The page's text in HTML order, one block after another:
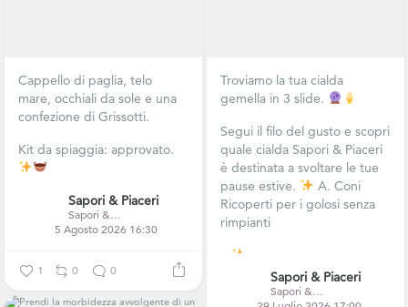
Cappello di paglia, telo
mare, occhiali da sole e una
confezione di Grissotti.
Kit da spiaggia: approvato.
Sapori & Piaceri
Sapori & Piaceri
5 Agosto 2026 16:30
1 0 0
Troviamo la tua cialda
gemella in 3 slide.
Segui il filo del gusto e scopri
quale cialda Sapori & Piaceri
è destinata a svoltare le tue
pause estive.
A. Coni
Ricoperti per i golosi senza
rimpianti
Sapori & Piaceri
Sapori & Piaceri